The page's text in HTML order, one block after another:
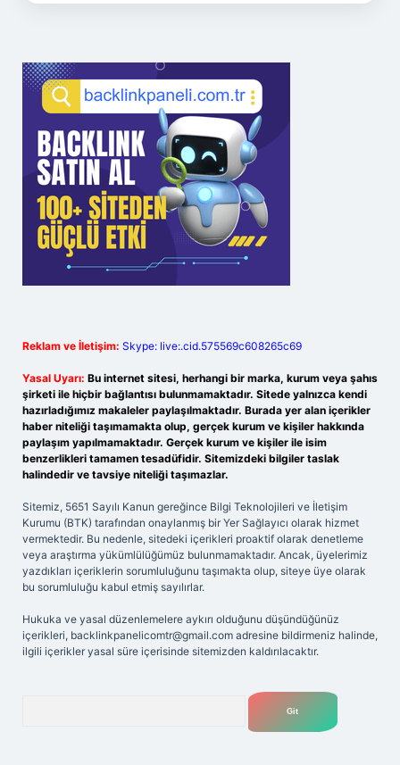
Reklam ve İletişim: Skype: live:.cid.575569c608265c69
Yasal Uyarı: Bu internet sitesi, herhangi bir marka, kurum veya şahıs
şirketi ile hiçbir bağlantısı bulunmamaktadır. Sitede yalnızca kendi
hazırladığımız makaleler paylaşılmaktadır. Burada yer alan içerikler
haber niteliği taşımamakta olup, gerçek kurum ve kişiler hakkında
paylaşım yapılmamaktadır. Gerçek kurum ve kişiler ile isim
benzerlikleri tamamen tesadüfidir. Sitemizdeki bilgiler taslak
halindedir ve tavsiye niteliği taşımazlar.
Sitemiz, 5651 Sayılı Kanun gereğince Bilgi Teknolojileri ve İletişim
Kurumu (BTK) tarafından onaylanmış bir Yer Sağlayıcı olarak hizmet
vermektedir. Bu nedenle, sitedeki içerikleri proaktif olarak denetleme
veya araştırma yükümlülüğümüz bulunmamaktadır. Ancak, üyelerimiz
yazdıkları içeriklerin sorumluluğunu taşımakta olup, siteye üye olarak
bu sorumluluğu kabul etmiş sayılırlar.
Hukuka ve yasal düzenlemelere aykırı olduğunu düşündüğünüz
içerikleri, backlinkpanelicomtr@gmail.com adresine bildirmeniz halinde,
ilgili içerikler yasal süre içerisinde sitemizden kaldırılacaktır.